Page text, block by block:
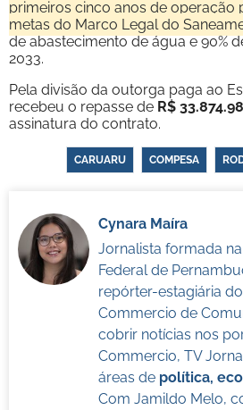
primeiros cinco anos de operação
metas do Marco Legal do
de abastecimento de água e 90%
2033.
Pela divisão da outorga paga ao
recebeu o repasse de R$
assinatura do contrato.
CARUARU COMPESA
Cynara Maíra
Jornalista formada
Federal de
repórter-estagiária
Commercio de
cobrir notícias nos
Commercio, TV
áreas de política,
Com Jamildo Melo,